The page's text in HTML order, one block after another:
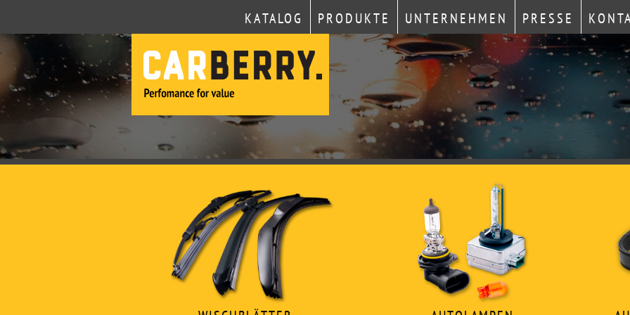
KATALOG PRODUKTE UNTERNEHMEN PRESSE